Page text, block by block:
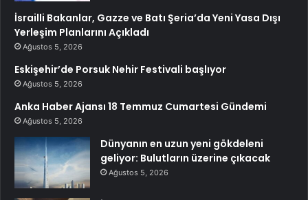
İsrailli Bakanlar, Gazze ve Batı Şeria’da Yeni Yasa Dışı
Yerleşim Planlarını Açıkladı
Ağustos 5, 2026
Eskişehir’de Porsuk Nehir Festivali başlıyor
Ağustos 5, 2026
Anka Haber Ajansı 18 Temmuz Cumartesi Gündemi
Ağustos 5, 2026
Dünyanın en uzun yeni gökdeleni
geliyor: Bulutların üzerine çıkacak
Ağustos 5, 2026